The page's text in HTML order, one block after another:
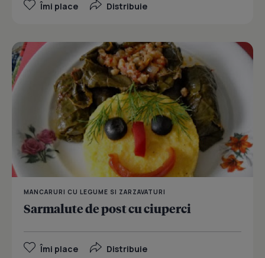
Îmi place Distribuie
MANCARURI CU LEGUME SI ZARZAVATURI
Sarmalute de post cu ciuperci
Îmi place Distribuie